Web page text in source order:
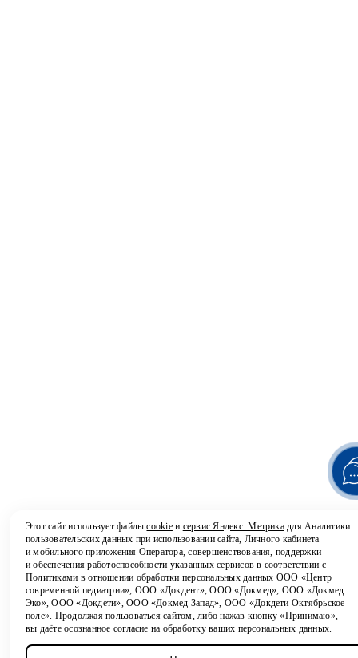
Этот сайт использует файлыcookieи сервис Яндекс. Метрикадля Аналитики
пользовательских данных при использовании сайта, Личного кабинета
и мобильного приложения Оператора, совершенствования, поддержки
и обеспечения работоспособности указанных сервисов в соответствии с
Политиками в отношении обработки персональныхданных ООО «Центр
современной педиатрии», ООО «Докдент», ООО «Докмед», ООО «Докмед
Эко», ООО «Докдети», ООО «Докмед Запад», ООО «Докдети Октябрьское
поле». Продолжая пользоваться сайтом, либо нажав кнопку «Принимаю»,
вы даёте осознанное согласие на обработку ваших персональных данных.